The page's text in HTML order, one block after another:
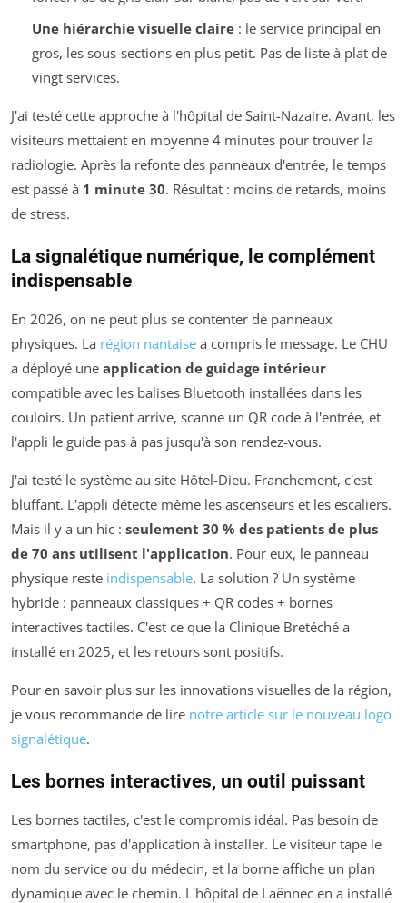
Une hiérarchie visuelle claire: le service principal en
gros, les sous-sections en plus petit. Pas de liste à plat de
vingt services.
J'ai testé cette approche à l'hôpital de Saint-Nazaire. Avant, les
visiteurs mettaient en moyenne 4 minutes pour trouver la
radiologie. Après la refonte des panneaux d'entrée, le temps
est passé à 1 minute 30. Résultat : moins de retards, moins
de stress.
La signalétique numérique, le complément
indispensable
En 2026, on ne peut plus se contenter de panneaux
physiques. La région nantaise a compris le message. Le CHU
a déployé une application de guidage intérieur
compatible avec les balises Bluetooth installées dans les
couloirs. Un patient arrive, scanne un QR code à l'entrée, et
l'appli le guide pas à pas jusqu'à son rendez-vous.
J'ai testé le système au site Hôtel-Dieu. Franchement, c'est
bluffant. L'appli détecte même les ascenseurs et les escaliers.
Mais il y a un hic : seulement 30 % des patients de plus
de 70 ans utilisent l'application. Pour eux, le panneau
physique reste indispensable. La solution ? Un système
hybride : panneaux classiques + QR codes + bornes
interactives tactiles. C'est ce que la Clinique Bretéché a
installé en 2025, et les retours sont positifs.
Pour en savoir plus sur les innovations visuelles de la région,
je vous recommande de lire notre article sur le nouveau logo
signalétique.
Les bornes interactives, un outil puissant
Les bornes tactiles, c'est le compromis idéal. Pas besoin de
smartphone, pas d'application à installer. Le visiteur tape le
nom du service ou du médecin, et la borne affiche un plan
dynamique avec le chemin. L'hôpital de Laënnec en a installé